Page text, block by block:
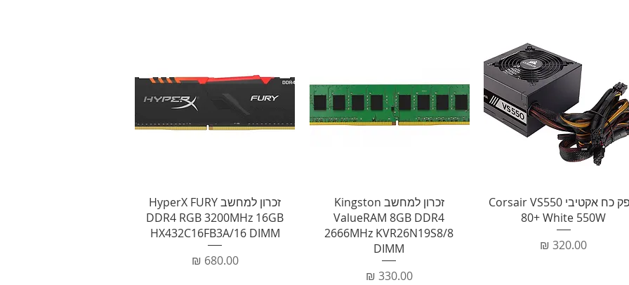
תצוגה מהירהספק כח אקטיבי Corsair VS550
80+ White 550W
מחיר
תצוגה מהירהזכרון למחשב Kingston
ValueRAM 8GB DDR4
2666MHz KVR26N19S8/8
DIMM
מחיר‏330.00 ‏₪
תצוגה מהירה
זכרון למחשב HyperX FURY
DDR4 RGB 3200MHz 16GB
HX432C16FB3A/16 DIMM
מחיר‏680.00 ‏₪